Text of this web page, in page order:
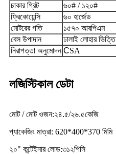
চাকার গ্রিট
৬০# / ১২০#
ফ্রিকোয়েন্সি
৬০ হার্জেড
মোটরের গতি
১৫৭০ আরপিএম
বেস উপাদান
ঢালাই লোহার ভিত্তি
নিরাপত্তা অনুমোদন CSA
লজিস্টিকাল ডেটা
মোট / মোট ওজন:২৪.৫/২৬.৫কেজি
প্যাকেজিং মাত্রা: 620*400*370 মিমি
২০" কন্টেইনার লোড:৩১২পিসি